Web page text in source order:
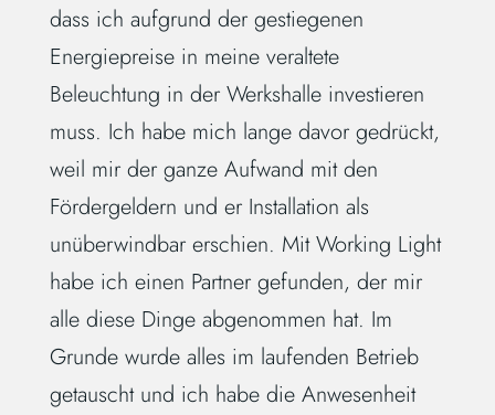
dass ich aufgrund der gestiegenen
Energiepreise in meine veraltete
Beleuchtung in der Werkshalle investieren
muss. Ich habe mich lange davor gedrückt,
weil mir der ganze Aufwand mit den
Fördergeldern und er Installation als
unüberwindbar erschien. Mit Working Light
habe ich einen Partner gefunden, der mir
alle diese Dinge abgenommen hat. Im
Grunde wurde alles im laufenden Betrieb
getauscht und ich habe die Anwesenheit